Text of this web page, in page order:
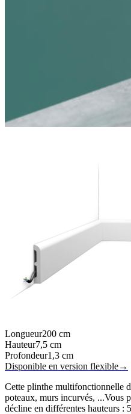
Longueur200 cm
Hauteur7,5 cm
Profondeur1,3 cm
Disponible en version flexible→
Cette plinthe multifonctionnelle
poteaux, murs incurvés, ...Vous
décline en différentes hauteurs :